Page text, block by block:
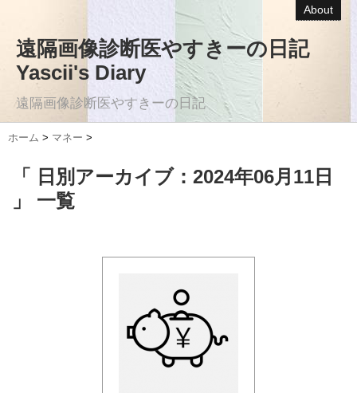
About
遠隔画像診断医やすきーの日記
Yascii's Diary
遠隔画像診断医やすきーの日記
ホーム > マネー >
「 日別アーカイブ：2024年06月11日
」 一覧